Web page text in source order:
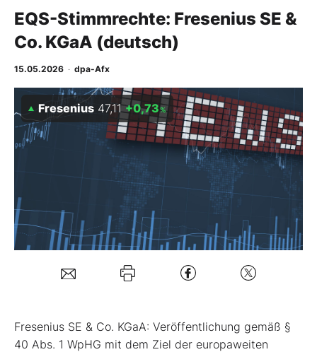
Anlageprodukte
Finanz-Check
Abo & Shop
BO-Musterdepots
Mein Konto
Folgen Sie uns
Kontakt
EQS-Stimmrechte: Fresenius SE &
Co. KGaA (deutsch)
15.05.2026 · dpa-Afx
Fresenius 47,11 +0,73%
Fresenius SE & Co. KGaA: Veröffentlichung gemäß §
40 Abs. 1 WpHG mit dem Ziel der europaweiten